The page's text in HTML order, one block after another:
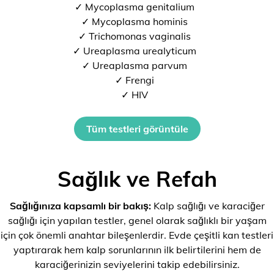
✓ Mycoplasma genitalium
✓ Mycoplasma hominis
✓ Trichomonas vaginalis
✓ Ureaplasma urealyticum
✓ Ureaplasma parvum
✓ Frengi
✓ HIV
Tüm testleri görüntüle
Sağlık ve Refah
Sağlığınıza kapsamlı bir bakış:Kalp sağlığı ve karaciğer
sağlığı için yapılan testler, genel olarak sağlıklı bir yaşam
için çok önemli anahtar bileşenlerdir. Evde çeşitli kan testleri
yaptırarak hem kalp sorunlarının ilk belirtilerini hem de
karaciğerinizin seviyelerini takip edebilirsiniz.